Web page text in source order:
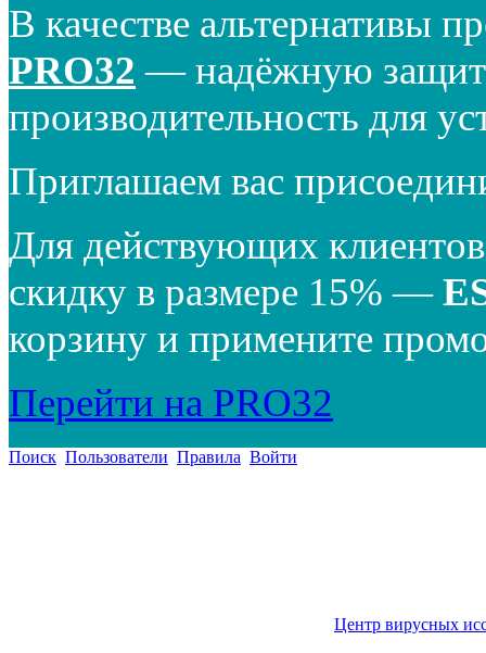
В качестве альтернативы
PRO32 — надёжную
производительность для
Приглашаем вас
Для действующих
скидку в размере 15% —
корзину и примените
Перейти на PRO32
Поиск Пользователи Правила Войти
Центр вирусных